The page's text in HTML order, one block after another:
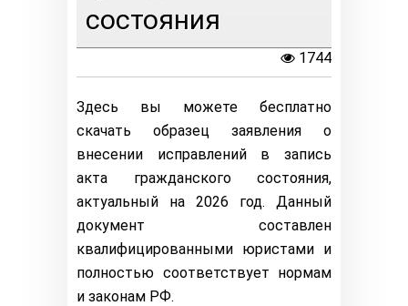
состояния
1744
Здесь вы можете бесплатно
скачать образец заявления о
внесении исправлений в запись
акта гражданского состояния,
актуальный на 2026 год. Данный
документ составлен
квалифицированными юристами и
полностью соответствует нормам
и законам РФ.